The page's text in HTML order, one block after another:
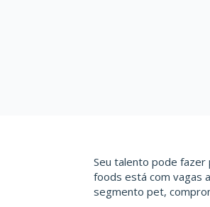
Seu talento pode
foods está com vagas
segmento pet,